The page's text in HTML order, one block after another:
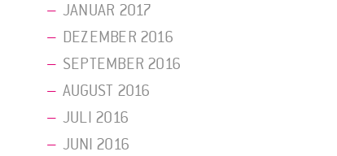
JANUAR 2017
DEZEMBER 2016
SEPTEMBER 2016
AUGUST 2016
JULI 2016
JUNI 2016